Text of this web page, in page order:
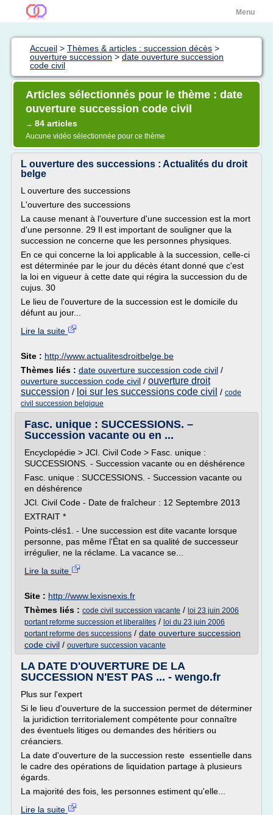
Menu
Accueil > Thèmes & articles : succession décès >
ouverture succession > date ouverture succession
code civil
Articles sélectionnés pour le thème : date
ouverture succession code civil
→ 84 articles
Aucune vidéo sélectionnée pour ce thème
L ouverture des successions : Actualités du droit
belge
L ouverture des successions
L'ouverture des successions
La cause menant à l'ouverture d'une succession est la mort
d'une personne. 29 Il est important de souligner que la
succession ne concerne que les personnes physiques.
En ce qui concerne la loi applicable à la succession, celle-ci
est déterminée par le jour du décès étant donné que c'est
la loi en vigueur à cette date qui régira la succession du de
cujus. 30
Le lieu de l'ouverture de la succession est le domicile du
défunt au jour...
Lire la suite
Site : http://www.actualitesdroitbelge.be
Thèmes liés : date ouverture succession code civil /
ouverture succession code civil / ouverture droit
succession / loi sur les successions code civil / code
civil succession belgique
Fasc. unique : SUCCESSIONS. –
Succession vacante ou en ...
Encyclopédie > JCl. Civil Code > Fasc. unique :
SUCCESSIONS. - Succession vacante ou en déshérence
Fasc. unique : SUCCESSIONS. - Succession vacante ou
en déshérence
JCl. Civil Code - Date de fraîcheur : 12 Septembre 2013
EXTRAIT *
Points-clés1. - Une succession est dite vacante lorsque
personne, pas même l'État en sa qualité de successeur
irrégulier, ne la réclame. La vacance se...
Lire la suite
Site : http://www.lexisnexis.fr
Thèmes liés : code civil succession vacante / loi 23 juin 2006
portant reforme succession et liberalites / loi du 23 juin 2006
portant reforme des successions / date ouverture succession
code civil / ouverture succession vacante
LA DATE D'OUVERTURE DE LA
SUCCESSION N'EST PAS ... - wengo.fr
Plus sur l'expert
Si le lieu d'ouverture de la succession permet de déterminer
la juridiction territorialement compétente pour connaître
des éventuels litiges ou demandes des héritiers ou
créanciers.
La date d'ouverture de la succession reste essentielle dans
le cadre des opérations de liquidation partage à plusieurs
égards.
La majorité des fois, les personnes estiment qu'elle...
Lire la suite